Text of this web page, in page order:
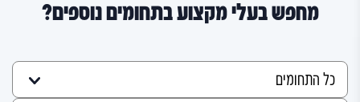
מחפש בעלי מקצוע בתחומים נוספים?